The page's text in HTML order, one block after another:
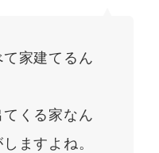
家建てるん
くる家なん
ますよね。